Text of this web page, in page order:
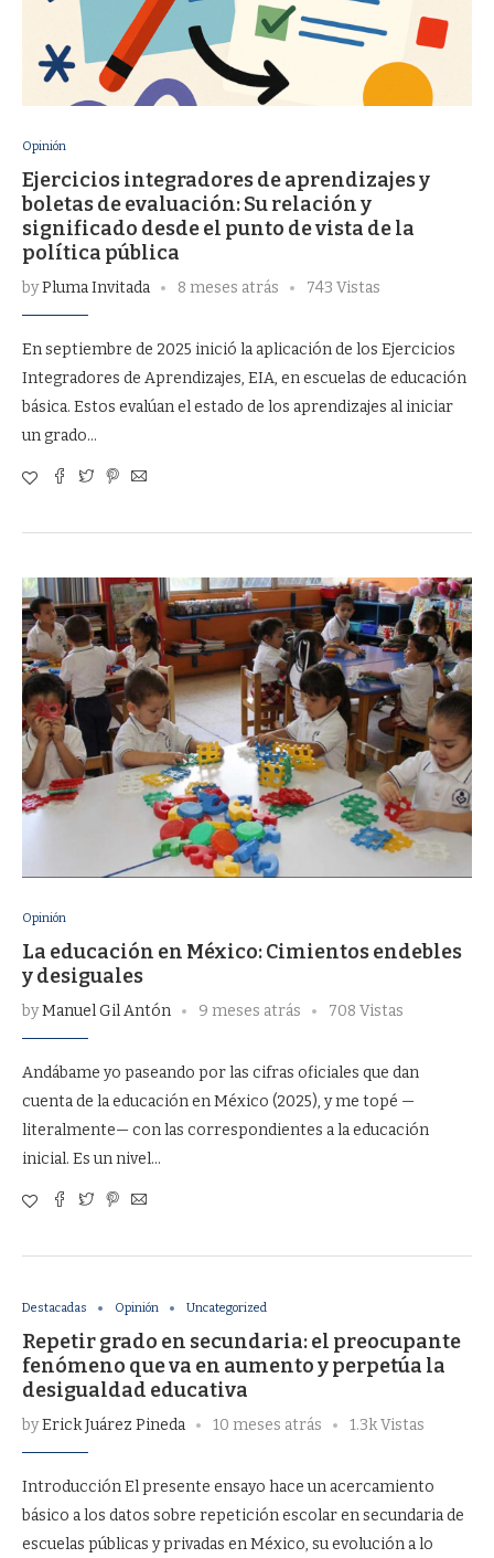
Opinión
Ejercicios integradores de aprendizajes y
boletas de evaluación: Su relación y
significado desde el punto de vista de la
política pública
byPluma Invitada 8 meses atrás 743 Vistas
En septiembre de 2025 inició la aplicación de los Ejercicios
Integradores de Aprendizajes, EIA, en escuelas de educación
básica. Estos evalúan el estado de los aprendizajes al iniciar
un grado…
Opinión
La educación en México: Cimientos endebles
y desiguales
byManuel Gil Antón 9 meses atrás 708 Vistas
Andábame yo paseando por las cifras oficiales que dan
cuenta de la educación en México (2025), y me topé —
literalmente— con las correspondientes a la educación
inicial. Es un nivel…
Destacadas Opinión Uncategorized
Repetir grado en secundaria: el preocupante
fenómeno que va en aumento y perpetúa la
desigualdad educativa
byErick Juárez Pineda 10 meses atrás 1.3k Vistas
Introducción El presente ensayo hace un acercamiento
básico a los datos sobre repetición escolar en secundaria de
escuelas públicas y privadas en México, su evolución a lo